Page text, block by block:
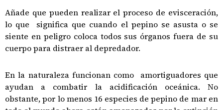
Añade que pueden realizar el proceso de evisceración,
lo que significa que cuando el pepino se asusta o se
siente en peligro coloca todos sus órganos fuera de su
cuerpo para distraer al depredador.
En la naturaleza funcionan como amortiguadores que
ayudan a combatir la acidificación oceánica. No
obstante, por lo menos 16 especies de pepino de mar en